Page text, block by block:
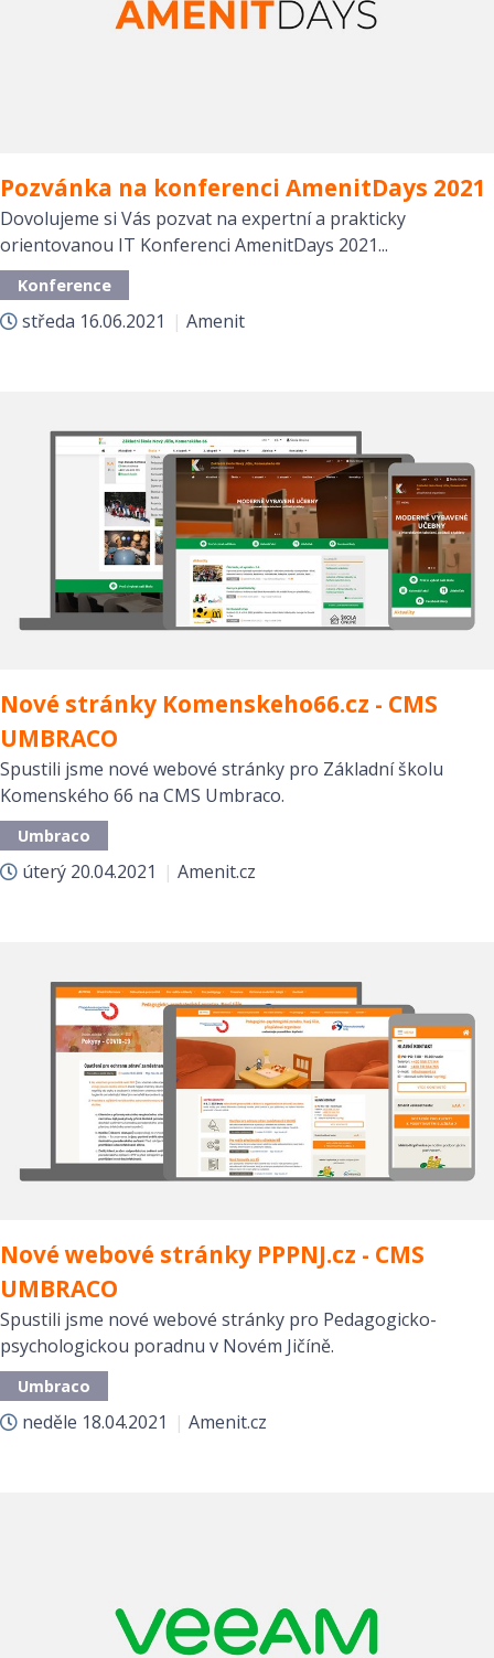
Pozvánka na konferenci AmenitDays 2021
Dovolujeme si Vás pozvat na expertní a prakticky
orientovanou IT Konferenci AmenitDays 2021...
Konference
středa 16.06.2021 | Amenit
Nové stránky Komenskeho66.cz - CMS
UMBRACO
Spustili jsme nové webové stránky pro Základní školu
Komenského 66 na CMS Umbraco.
Umbraco
úterý 20.04.2021 | Amenit.cz
Nové webové stránky PPPNJ.cz - CMS
UMBRACO
Spustili jsme nové webové stránky pro Pedagogicko-
psychologickou poradnu v Novém Jičíně.
Umbraco
neděle 18.04.2021 | Amenit.cz